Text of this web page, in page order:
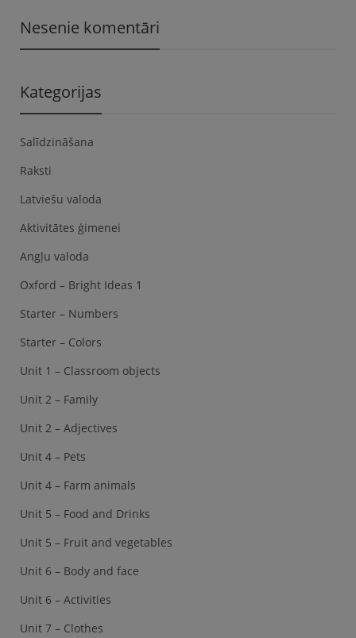
Nesenie komentāri
Kategorijas
Salīdzināšana
Raksti
Latviešu valoda
Aktivitātes ģimenei
Angļu valoda
Oxford – Bright Ideas 1
Starter – Numbers
Starter – Colors
Unit 1 – Classroom objects
Unit 2 – Family
Unit 2 – Adjectives
Unit 4 – Pets
Unit 4 – Farm animals
Unit 5 – Food and Drinks
Unit 5 – Fruit and vegetables
Unit 6 – Body and face
Unit 6 – Activities
Unit 7 – Clothes